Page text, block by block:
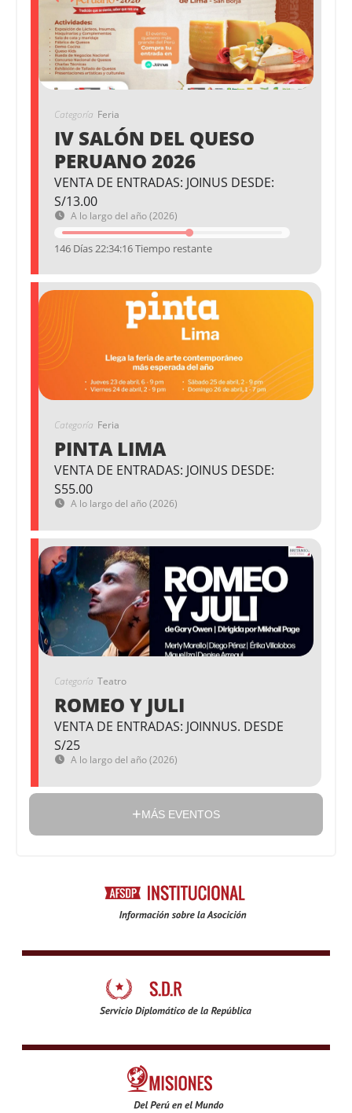
Categoría Feria
IV SALÓN DEL QUESO
PERUANO 2026
VENTA DE ENTRADAS: JOINUS DESDE:
S/13.00
A lo largo del año (2026)
146 Días 22:34:16 Tiempo restante
Categoría Feria
PINTA LIMA
VENTA DE ENTRADAS: JOINUS DESDE:
S55.00
A lo largo del año (2026)
Categoría Teatro
ROMEO Y JULI
VENTA DE ENTRADAS: JOINNUS. DESDE
S/25
A lo largo del año (2026)
MÁS EVENTOS